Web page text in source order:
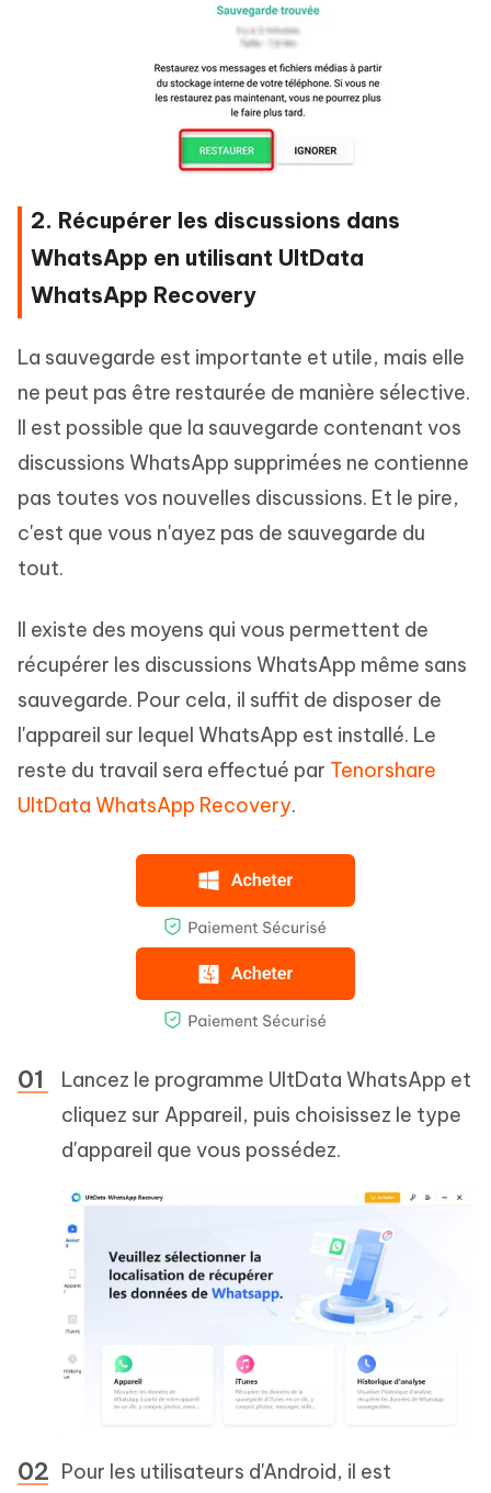
2. Récupérer les discussions dans
WhatsApp en utilisant UltData
WhatsApp Recovery
La sauvegarde est importante et utile, mais elle
ne peut pas être restaurée de manière sélective.
Il est possible que la sauvegarde contenant vos
discussions WhatsApp supprimées ne contienne
pas toutes vos nouvelles discussions. Et le pire,
c'est que vous n'ayez pas de sauvegarde du
tout.
Il existe des moyens qui vous permettent de
récupérer les discussions WhatsApp même sans
sauvegarde. Pour cela, il suffit de disposer de
l'appareil sur lequel WhatsApp est installé. Le
reste du travail sera effectué par Tenorshare
UltData WhatsApp Recovery.
Lancez le programme UltData WhatsApp et
cliquez sur Appareil, puis choisissez le type
d'appareil que vous possédez.
Pour les utilisateurs d'Android, il est